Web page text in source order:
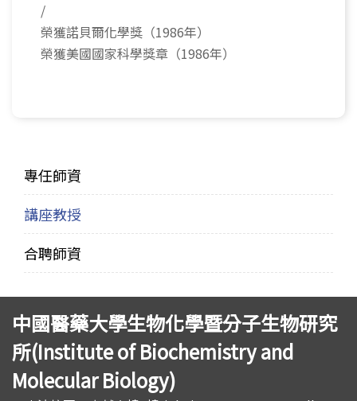
/
榮獲諾貝爾化學獎（1986年）
榮獲美國國家科學獎章（1986年）
專任師資
講座教授
合聘師資
中國醫藥大學生物化學暨分子生物研究
所(Institute of Biochemistry and
Molecular Biology)